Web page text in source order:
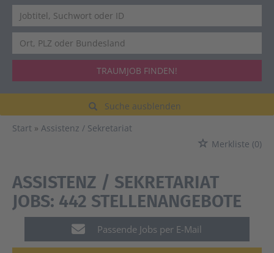
TRAUMJOB FINDEN!
Suche ausblenden
Start
Assistenz / Sekretariat
Merkliste (0)
ASSISTENZ / SEKRETARIAT
JOBS: 442 STELLENANGEBOTE
Passende Jobs per E-Mail